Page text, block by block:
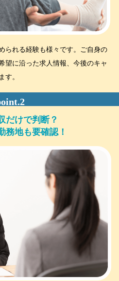
られる経験も様々です。ご自身の
望に沿った求人情報、今後のキャ
す。
だけで判断？
務地も要確認！